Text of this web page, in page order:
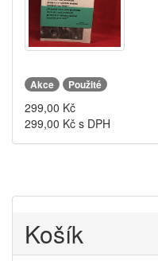
Akce Použité
299,00 Kč
299,00 Kč s DPH
Košík